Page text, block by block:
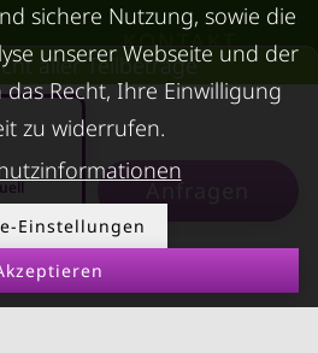
aller Teilbeträge
-
Anfragen
KONTAKT
Über Kurzzeitmiete
Impressum
Datenschutz
sichere Nutzung, sowie die
unserer Webseite und der
Recht, Ihre Einwilligung
zu widerrufen.
Einstellungen